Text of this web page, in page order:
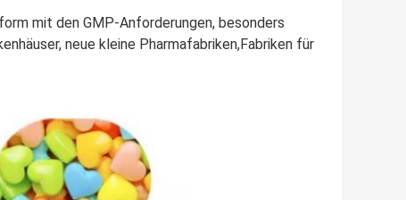
mit den GMP-Anforderungen, besonders
neue kleine Pharmafabriken,Fabriken für